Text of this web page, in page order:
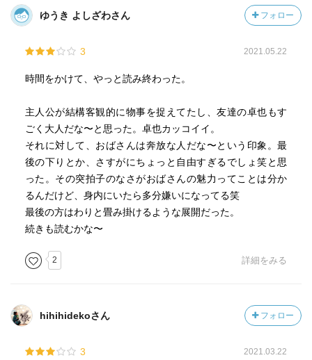
ゆうき よしざわさん フォロー
3 2021.05.22
時間をかけて、やっと読み終わった。
主人公が結構客観的に物事を捉えてたし、友達の卓也もす
ごく大人だな〜と思った。卓也カッコイイ。
それに対して、おばさんは奔放な人だな〜という印象。最
後の下りとか、さすがにちょっと自由すぎるでしょ笑と思
った。その突拍子のなさがおばさんの魅力ってことは分か
るんだけど、身内にいたら多分嫌いになってる笑
最後の方はわりと畳み掛けるような展開だった。
続きも読むかな〜
2 詳細をみる
hihihidekoさん フォロー
3 2021.03.22